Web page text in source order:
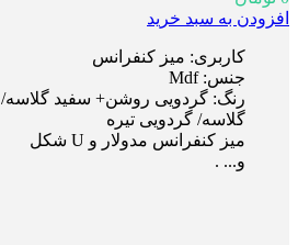
افزودن به سبد خرید
کاربری: میز کنفرانس
جنس: Mdf
رنگ: گردویی روشن+ سفید
گلاسه/ گردویی تیره
میز کنفرانس مدولار و U شکل
و... .